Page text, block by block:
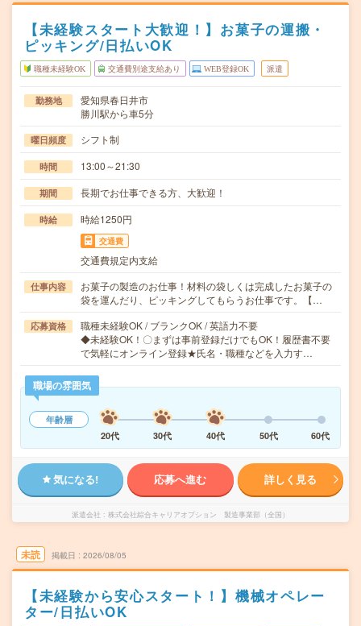
【未経験スタート大歓迎！】お菓子の運搬・
ピッキング/日払いOK
職種未経験OK 交通費別途支給あり WEB登録OK 派遣
勤務地
愛知県春日井市
勝川駅から車5分
曜日頻度 シフト制
時間 13:00～21:30
期間 長期でお仕事できる方、大歓迎！
時給 時給1250円
交通費
交通費規定内支給
仕事内容
お菓子の製造のお仕事！材料の袋しくは完成したお菓子の
袋を運んだり、ピッキングしてもらうお仕事です。【…
応募資格
職種未経験OK / ブランクOK / 英語力不要
◆未経験OK！〇まずは事前登録だけでもOK！履歴書不要
で気軽にオンライン登録★氏名・職種などを入力す…
職場の雰囲気
年齢層
20代
30代 40代 50代 60代
気になる! 応募へ進む 詳しく見る
派遣会社 株式会社綜合キャリアオプション 製造事業部（全国）
未読 掲載日 2026/08/05
【未経験から安心スタート！】機械オペレー
ター/日払いOK